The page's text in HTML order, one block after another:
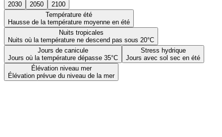
2030 2050
2100
Température été
Hausse de la température moyenne en été
Nuits tropicales
Nuits où la température ne descend pas sous 20°C
Jours de canicule
Jours où la température dépasse 35°C
Stress hydrique
Jours avec sol sec en été
Élévation niveau mer
Élévation prévue du niveau de la mer